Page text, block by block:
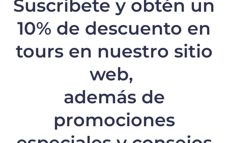
Suscríbete y obtén un
10% de descuento en
tours en nuestro sitio
web,
además de
promociones